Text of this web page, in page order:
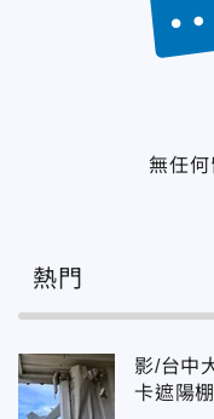
無任何
熱門
影/台中
卡遮陽棚